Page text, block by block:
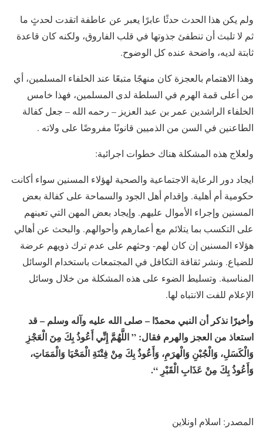
ولم يكن هذا الحدث حدثًا عابرًا يعبر عن عاطفة اتقدت لحدثٍ ما
ثم لا تلبث أن تنطفئ جذوتها في قلب الفاروق، ولكنه كان قاعدة
ثابتة لديه، واضحة عنده كل الوضوح.
وهذا الاهتمام بالعجزة كان منهجًا متبعًا عند الخلفاء المسلمين، أي
من أعلى قمة الهرم في السلطة لدى المسلمين، فهذا خامس
الخلفاء الراشدين عمر بن عبد العزيز – رحمه الله – جعل كفالة
الطاعنين في السن من الذميين قانونًا مفروضًا على ولاته .
ولعلاج هذه المشكلة هناك خطوات اجرائية:
ايجاد دور الرعاية الاجتماعية والصحية لهؤلاء المسنين سواء أكانت
حكومية أم أهلية. وإقدام أهل الجود والسماحة على كفالة بعض
المسنين وإجراء الأموال عليهم. وإيجاد بعض المهن التي تعينهم
على التكسب بما يتلائم مع أعمارهم وأحوالهم. والبحث عن أهالي
هؤلاء المسنين إن كان لهم- وحثهم على عدم ترك ذويهم عرضة
للضياع. ونشر ثقافة التكافل في المجتمعات باستخدام الوسائل
المناسبة. وتسليط الضوء على هذه المشكلة من خلال وسائل
الإعلام للفت الانتباه لها.
وأخيرًا نذكر أن النبي محمدًا – صلى الله عليه وآله وسلم – قد
استعاذ من العجز والهرم فقال: ” اللَّهُمَّ إِنِّي أَعُوذُ بِكَ مِنَ الْعَجْزِ
وَالْكَسَلِ، وَالْجُبْنِ وَالْهرَمِ، وَأَعُوذُ بِكَ مِنْ فِتْنَةِ الْمَحْيَا وَالْمَمَاتِ،
وَأَعُوذُ بِكَ مِنْ عَذَابِ الْقَبْرِ “.
المصدر: اسلام اونلاين